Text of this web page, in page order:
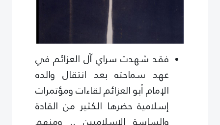
فقد شهدت سراي آل العزائم في
عهد سماحته بعد انتقال والده
الإمام أبو العزائم لقاءات ومؤتمرات
إسلامية حضرها الكثير من القادة